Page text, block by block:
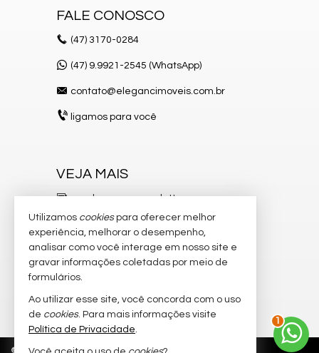
FALE CONOSCO
(47) 3170-0284
(47) 9.9921-2545 (WhatsApp)
contato@elegancimoveis.com.br
ligamos para você
VEJA MAIS
receba nosso newsletter
indicadores financeiros
cadastre seu imóvel
imóveis favoritos
mapa de imóveis
© 2026 CRECI/SC 8.750-J Política de Privacidade
Utilizamos cookiespara oferecer melhor
experiência, melhorar o desempenho,
analisar como você interage em nosso site e
gravar informações coletadas por meio de
formulários.
Ao utilizar esse site, você concorda com o uso
de cookies. Para mais informações visite
Política de Privacidade.